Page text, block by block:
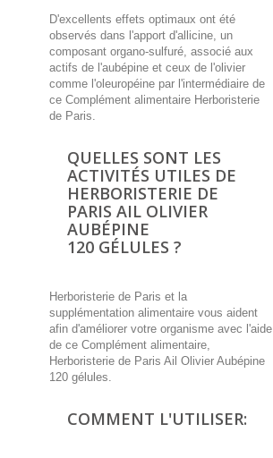
D'excellents effets optimaux ont été
observés dans l'apport d'allicine, un
composant organo-sulfuré, associé aux
actifs de l'aubépine et ceux de l'olivier
comme l'oleuropéine par l'intermédiaire de
ce Complément alimentaire Herboristerie
de Paris.
QUELLES SONT LES
ACTIVITÉS UTILES DE
HERBORISTERIE DE
PARIS AIL OLIVIER
AUBÉPINE
120 GÉLULES ?
Herboristerie de Paris et la
supplémentation alimentaire vous aident
afin d'améliorer votre organisme avec l'aide
de ce Complément alimentaire,
Herboristerie de Paris Ail Olivier Aubépine
120 gélules.
COMMENT L'UTILISER: